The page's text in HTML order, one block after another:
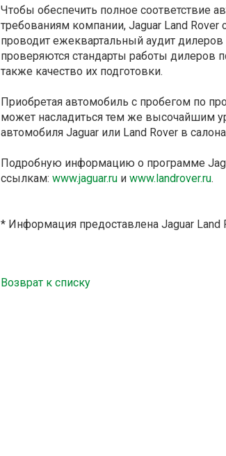
Чтобы обеспечить полное соответствие
требованиям компании, Jaguar Land
проводит ежеквартальный аудит
проверяются стандарты работы дилеров
также качество их подготовки.
Приобретая автомобиль с пробегом по
может насладиться тем же высочайшим
автомобиля Jaguar или Land Rover в
Подробную информацию о программе
ссылкам: www.jaguar.ruи www.landrover.ru.
* Информация предоставлена Jaguar Land
Возврат к списку